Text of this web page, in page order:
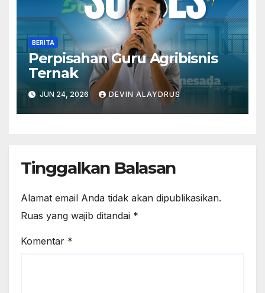
BERITA
Perpisahan Guru Agribisnis
Ternak
JUN 24, 2026 DEVIN ALAYDRUS
Tinggalkan Balasan
Alamat email Anda tidak akan dipublikasikan.
Ruas yang wajib ditandai *
Komentar *